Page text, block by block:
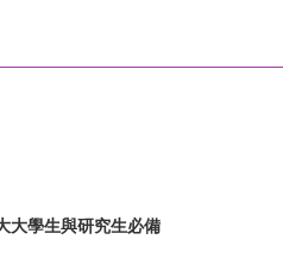
大學生與研究生必備